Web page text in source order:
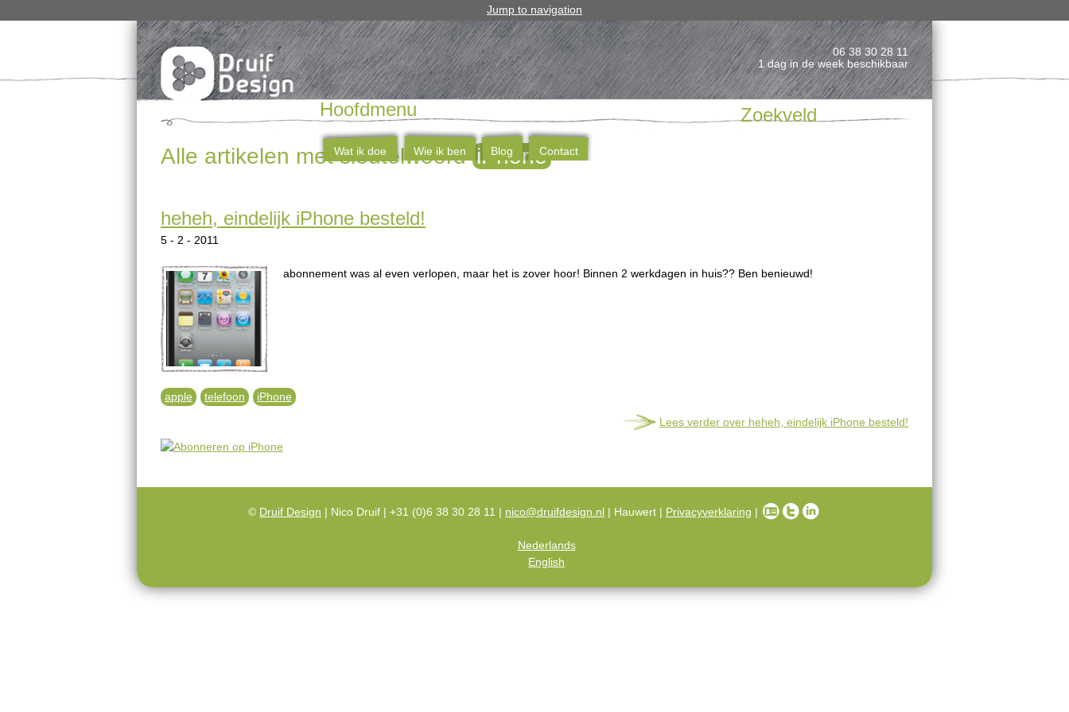
Jump to navigation
06 38 30 28 11
1 dag in de week beschikbaar
Zoekveld
Alle artikelen met sleutelwoordiPhone
heheh, eindelijk iPhone besteld!
5 - 2 - 2011
abonnement was al even verlopen, maar het is zover hoor! Binnen 2 werkdagen in huis?? Ben benieuwd!
apple telefoon iPhone
Lees verder over heheh, eindelijk iPhone besteld!
Hoofdmenu
Wat ik doe Wie ik ben Blog Contact
© Druif Design | Nico Druif | +31 (0)6 38 30 28 11 | nico@druifdesign.nl | Hauwert | Privacyverklaring |
Nederlands
English